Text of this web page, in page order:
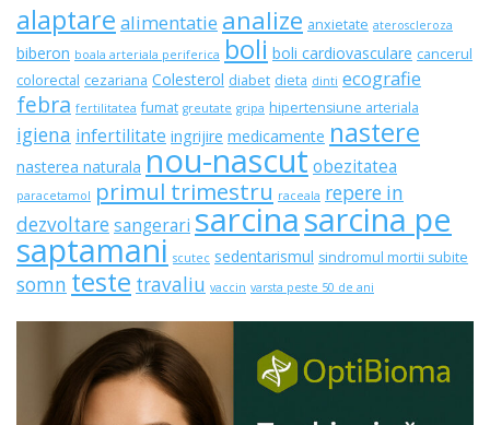
alaptare alimentatie analize anxietate ateroscleroza
biberon boala arteriala periferica boli boli cardiovasculare cancerul
colorectal cezariana Colesterol diabet dieta dinti ecografie
febra fertilitatea fumat greutate gripa hipertensiune arteriala
igiena infertilitate ingrijire medicamente nastere
nasterea naturala nou-nascut obezitatea
paracetamol primul trimestru raceala repere in
dezvoltare sangerari sarcinasarcina pe
saptamani scutec sedentarismul sindromul mortii subite
somn teste travaliu vaccin varsta peste 50 de ani